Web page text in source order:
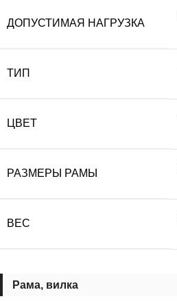
ДОПУСТИМАЯ НАГРУЗКА
ТИП
ЦВЕТ
РАЗМЕРЫ РАМЫ
ВЕС
Рама, вилка